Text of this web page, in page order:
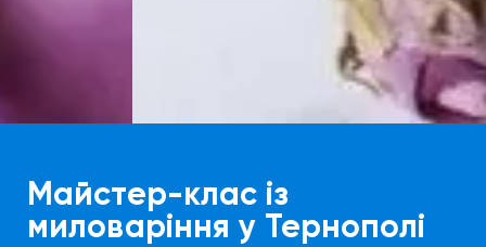
Майстер-клас із
миловаріння у Тернополі